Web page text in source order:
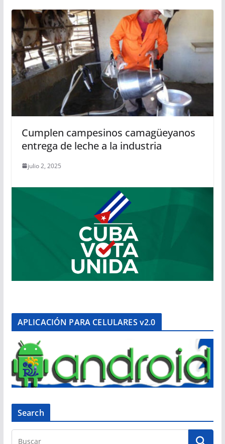
Cumplen campesinos camagüeyanos
entrega de leche a la industria
julio 2, 2025
APLICACIÓN PARA CELULARES v2.0
Search